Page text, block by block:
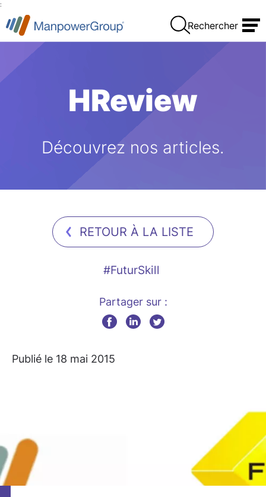
:
Rechercher
HReview
Découvrez nos articles.
RETOUR À LA LISTE
#FuturSkill
Partager sur :
Publié le 18 mai 2015